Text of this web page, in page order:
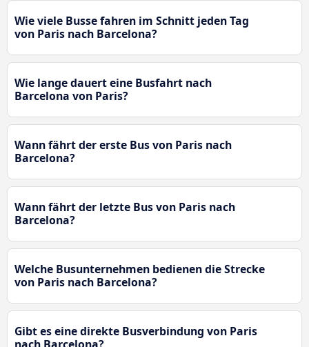
Wie viele Busse fahren im Schnitt jeden Tag
von Paris nach Barcelona?
Wie lange dauert eine Busfahrt nach
Barcelona von Paris?
Wann fährt der erste Bus von Paris nach
Barcelona?
Wann fährt der letzte Bus von Paris nach
Barcelona?
Welche Busunternehmen bedienen die Strecke
von Paris nach Barcelona?
Gibt es eine direkte Busverbindung von Paris